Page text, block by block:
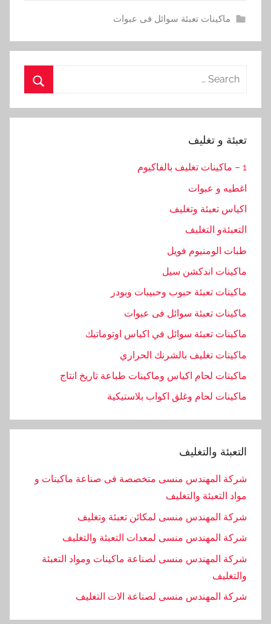
ماكينات تعبئة سوائل فى عبوات
Search
تعبئة و تغليف
1 – ماكينات تغليف بالفاكيوم
اغطيه و عبوات
اكياس تعبئة وتغليف
التعبئةو التغليف
طبات الومنيوم فويل
ماكينات اندكشن سيل
ماكينات تعبئة حبوب وحبيبات وبودر
ماكينات تعبئة سوائل فى عبوات
ماكينات تعبئة سوائل في اكياس اوتوماتيك
ماكينات تغليف بالشرنك الحراري
ماكينات لحام اكياس وماكينات طباعة تاريخ انتاج
ماكينات لحام وغلق اكواب بلاستيكية
التعبئة والتغليف
شركة المهندس منسى متخصصة فى صناعة ماكينات و
مواد التعبئة والتغليف
شركة المهندس منسى لمكائن تعبئة وتغليف
شركة المهندس منسى لمعدات التعبئة والتغليف
شركة المهندس منسى لصناعة ماكينات ومواد التعبئة
والتغليف
‏شركة المهندس منسى لصناعة الات التغليف